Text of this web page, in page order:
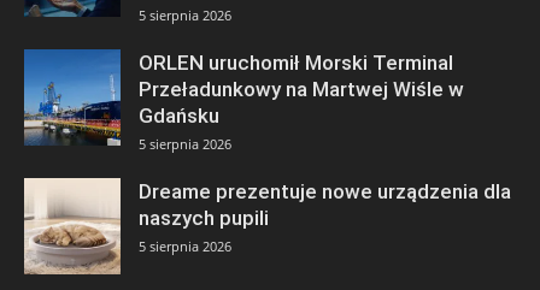
5 sierpnia 2026
ORLEN uruchomił Morski Terminal
Przeładunkowy na Martwej Wiśle w
Gdańsku
5 sierpnia 2026
Dreame prezentuje nowe urządzenia dla
naszych pupili
5 sierpnia 2026